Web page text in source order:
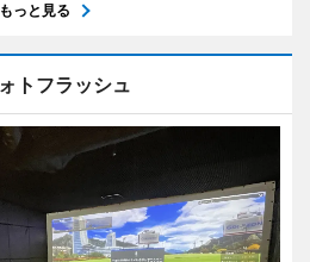
もっと見る
トフラッシュ